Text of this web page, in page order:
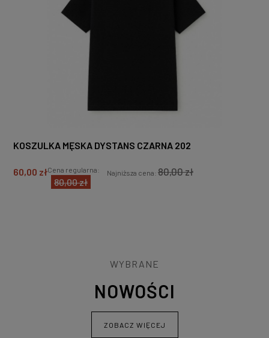
KOSZULKA MĘSKA DYSTANS CZARNA 202
60,00 złCena regularna:
80,00 zł
Najniższa cena: 80,00 zł
WYBRANE
NOWOŚCI
ZOBACZ WIĘCEJ